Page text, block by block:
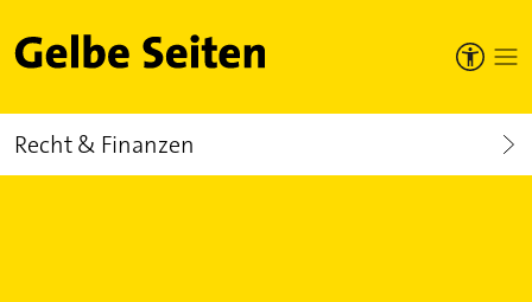
Gelbe Seiten
Recht & Finanzen